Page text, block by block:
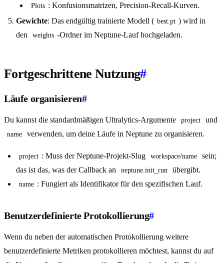
Plots : Konfusionsmatrizen, Precision-Recall-Kurven.
Gewichte: Das endgültig trainierte Modell ( best.pt ) wird in
den
weights -Ordner im Neptune-Lauf hochgeladen.
Fortgeschrittene Nutzung#
Läufe organisieren#
Du kannst die standardmäßigen Ultralytics-Argumente project und
name verwenden, um deine Läufe in Neptune zu organisieren.
project : Muss der Neptune-Projekt-Slug workspace/name
sein;
das ist das, was der Callback an
neptune.init_run übergibt.
name : Fungiert als Identifikator für den spezifischen Lauf.
Benutzerdefinierte Protokollierung#
Wenn du neben der automatischen Protokollierung weitere
benutzerdefinierte Metriken protokollieren möchtest, kannst du auf